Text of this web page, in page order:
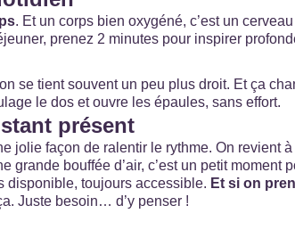
. Et un corps bien oxygéné, c’est un
prenez 2 minutes pour inspirer
se tient souvent un peu plus droit. Et ça
le dos et ouvre les épaules, sans effort.
présent
jolie façon de ralentir le rythme. On revient
bouffée d’air, c’est un petit moment
disponible, toujours accessible. Et si on
Juste besoin… d’y penser !